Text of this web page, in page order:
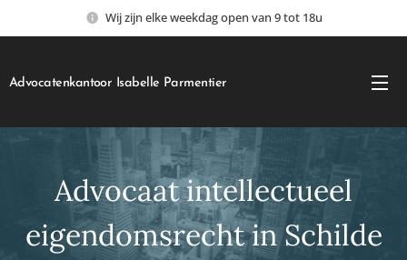
Wij zijn elke weekdag open van 9 tot 18u
Advocatenkantoor Isabelle Parmentier
Advocaat intellectueel
eigendomsrecht in Schilde